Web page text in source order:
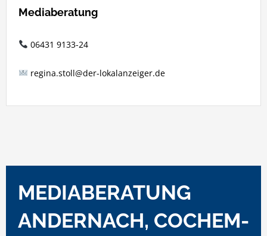
Mediaberatung
06431 9133-24
regina.stoll@der-lokalanzeiger.de
MEDIABERATUNG
ANDERNACH, COCHEM-